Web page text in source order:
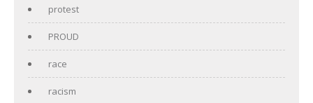
protest
PROUD
race
racism